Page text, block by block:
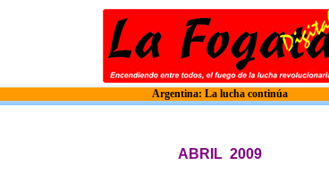
Argentina: La lucha continúa
ABRIL 2009